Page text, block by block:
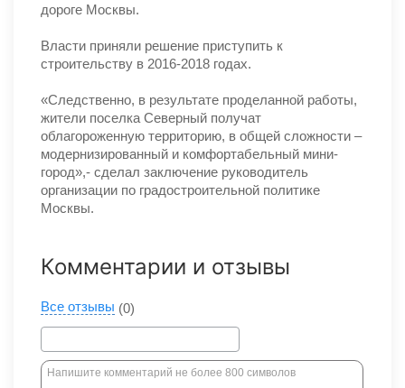
дороге Москвы.
Власти приняли решение приступить к
строительству в 2016-2018 годах.
«Следственно, в результате проделанной работы,
жители поселка Северный получат
облагороженную территорию, в общей сложности –
модернизированный и комфортабельный мини-
город»,- сделал заключение руководитель
организации по градостроительной политике
Москвы.
Комментарии и отзывы
Все отзывы (0)